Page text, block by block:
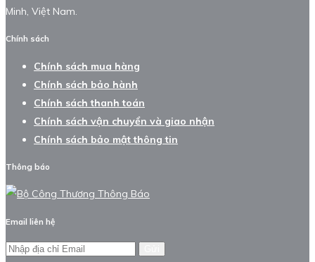
Minh, Việt Nam.
Chính sách
Chính sách mua hàng
Chính sách bảo hành
Chính sách thanh toán
Chính sách vận chuyển và giao nhận
Chính sách bảo mật thông tin
Thông báo
Email liên hệ